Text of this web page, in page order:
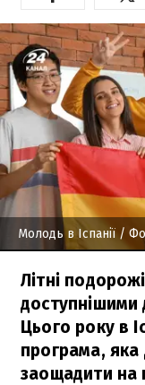
Молодь в Іспанії/
Літні
доступнішими
Цього року в
програма, яка
заощадити на